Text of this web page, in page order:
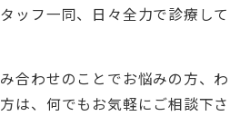
ッフ一同、日々全力で診療して
合わせのことでお悩みの方、わ
は、何でもお気軽にご相談下さ